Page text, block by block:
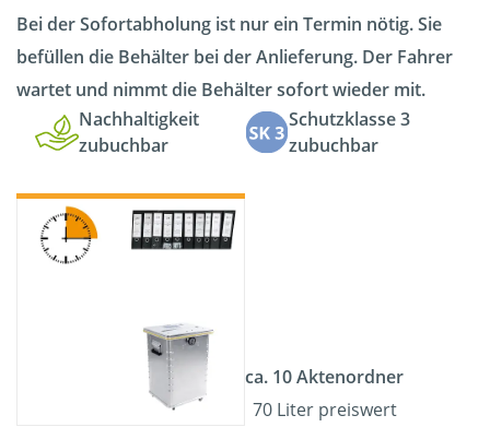
Bei der Sofortabholung ist nur ein Termin nötig. Sie
befüllen die Behälter bei der Anlieferung. Der Fahrer
wartet und nimmt die Behälter sofort wieder mit.
Nachhaltigkeit
zubuchbar
Schutzklasse 3
zubuchbar
ca. 10 Aktenordner
70 Liter preiswert